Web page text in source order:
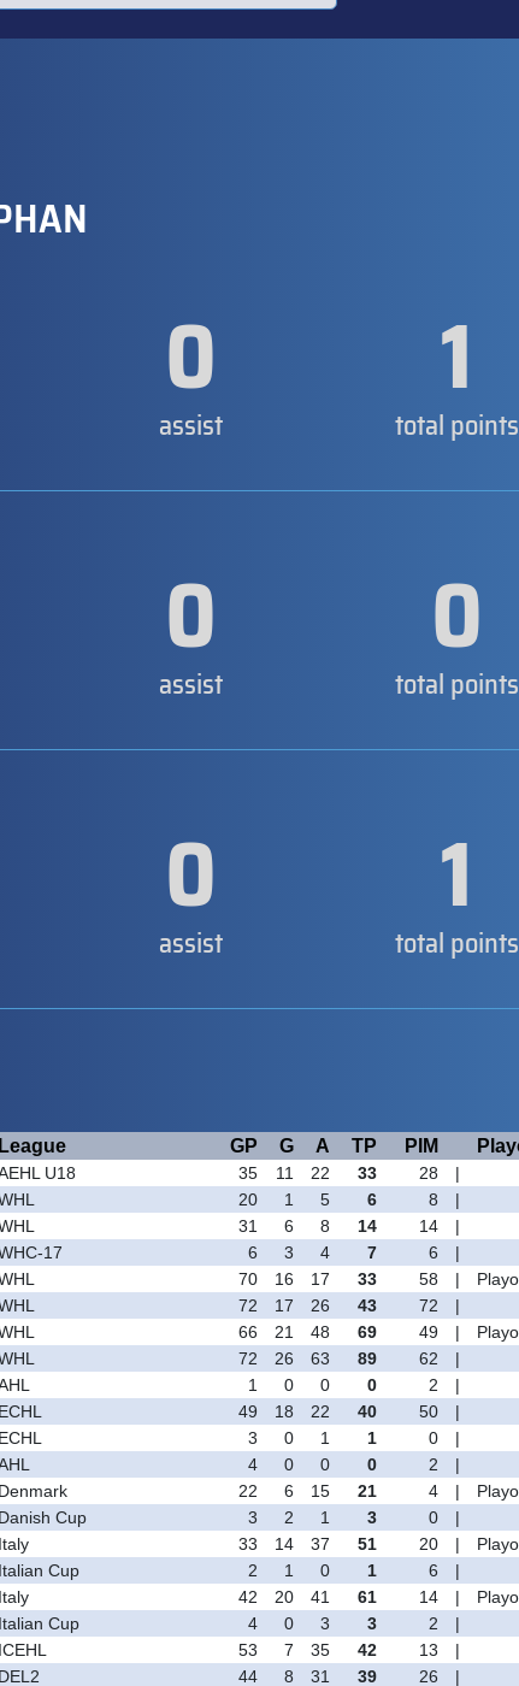
0
assist 1
total points
0
assist 0
total points
0
assist 1
total points